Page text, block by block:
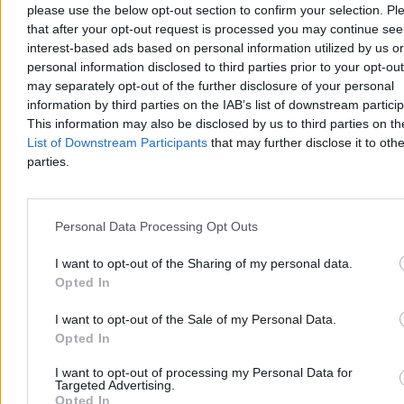
please use the below opt-out section to confirm your selection.
that after your opt-out request is processed you may continue
interest-based ads based on personal information utilized by us or
personal information disclosed to third parties prior to your opt-
may separately opt-out of the further disclosure of your personal
information by third parties on the IAB’s list of downstream
This information may also be disclosed by us to third parties on
List of Downstream Participants that may further disclose it to
parties.
Personal Data Processing Opt Outs
I want to opt-out of the Sharing of my personal data.
Opted In
I want to opt-out of the Sale of my Personal Data.
Opted In
I want to opt-out of processing my Personal Data for
Targeted Advertising.
Opted In